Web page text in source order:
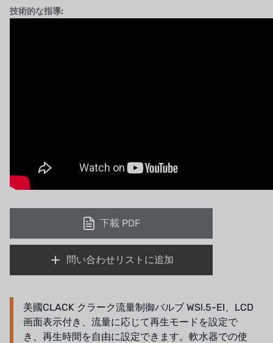
技術的な指導:
下載 PDF
問い合わせリストに追加
美國CLACK クラーク流量制御バルブ WSl.5-EI、LCD
画面表示付き、流量に応じて再生モードを設定で
き、再生時間を自由に設定できます。軟水器での使